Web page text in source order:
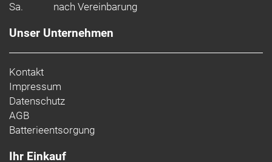
Sa.
nach Vereinbarung
Unser Unternehmen
Kontakt
Impressum
Datenschutz
AGB
Batterieentsorgung
Ihr Einkauf